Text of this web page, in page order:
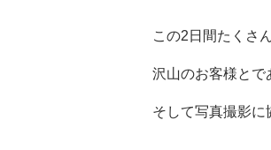
この2日間たくさ
沢山のお客様とで
そして写真撮影